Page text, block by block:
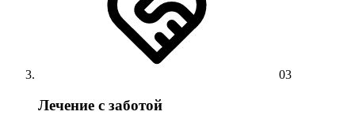
03
Лечение с заботой